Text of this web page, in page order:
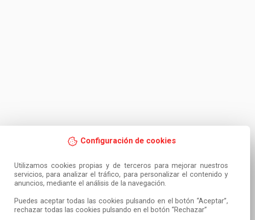
Configuración de cookies
Utilizamos cookies propias y de terceros para mejorar nuestros
servicios, para analizar el tráfico, para personalizar el contenido y
anuncios, mediante el análisis de la navegación.
Puedes aceptar todas las cookies pulsando en el botón “Aceptar”,
rechazar todas las cookies pulsando en el botón “Rechazar”